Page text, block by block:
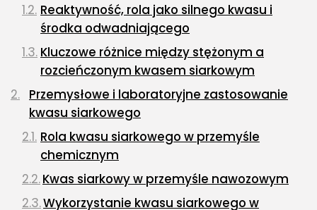
Reaktywność, rola jako silnego kwasu i
środka odwadniającego
Kluczowe różnice między stężonym a
rozcieńczonym kwasem siarkowym
Przemysłowe i laboratoryjne zastosowanie
kwasu siarkowego
Rola kwasu siarkowego w przemyśle
chemicznym
Kwas siarkowy w przemyśle nawozowym
Wykorzystanie kwasu siarkowego w